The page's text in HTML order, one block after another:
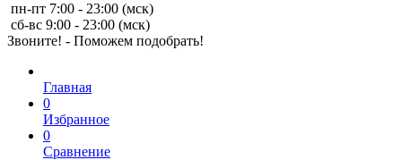
пн-пт 7:00 - 23:00 (мск)
сб-вс 9:00 - 23:00 (мск)
Звоните! - Поможем подобрать!
Главная
0
Избранное
0
Сравнение